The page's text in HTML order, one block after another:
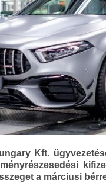
Kft.
a márciusi